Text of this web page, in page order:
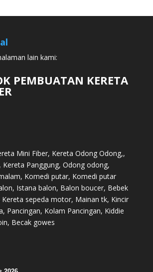
lain kami:
PEMBUATAN KERETA
Mini Fiber, Kereta Odong Odong,,
Kereta Panggung, Odong odong,
, Komedi putar, Komedi putar
, Istana balon, Balon boucer, Bebek
Kereta sepeda motor, Mainan tk, Kincir
, Pancingan, Kolam Pancingan, Kiddie
, Becak gowes